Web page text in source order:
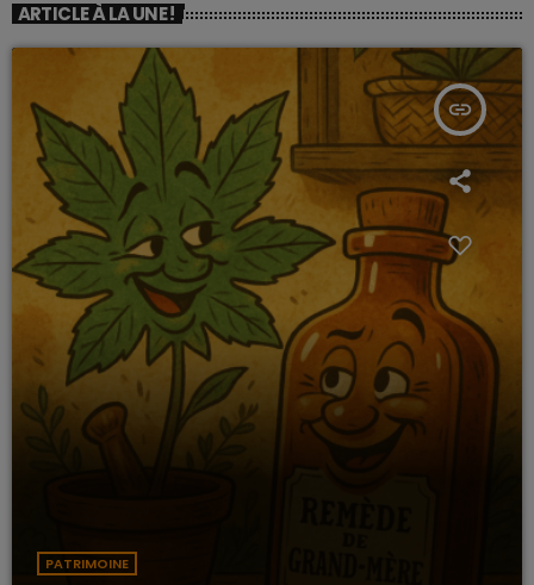
ARTICLE À LA UNE !
insert_link
PATRIMOINE